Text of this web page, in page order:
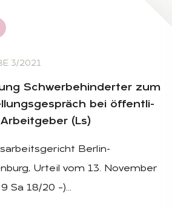
3/2021
Schwer­be­hin­der­ter zum
bei öf­fent­li­
(Ls)
Berlin-
Urteil vom 13. November
Sa 18/20 –)…